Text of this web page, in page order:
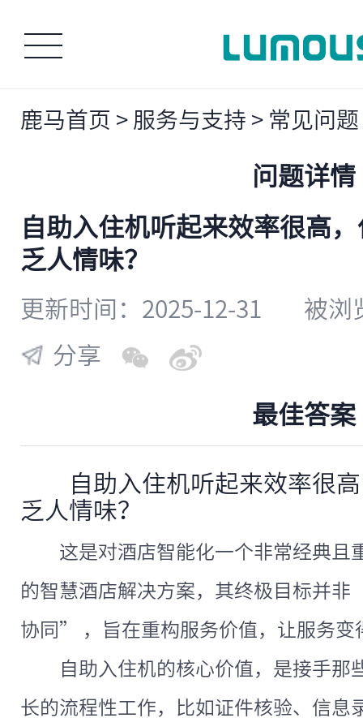
鹿马首页 > 服务与支持 > 常见问题
问题详情
自助入住机听起来效率很高
乏人情味？
更新时间：2025-12-31
被浏
分享
最佳答案
自助入住机听起来效率很
乏人情味？
这是对酒店智能化一个非常经典且
的智慧酒店解决方案，其终极目标并
协同” ，旨在重构服务价值，让服务变
自助入住机的核心价值，是接手那
长的流程性工作，比如证件核验、信息